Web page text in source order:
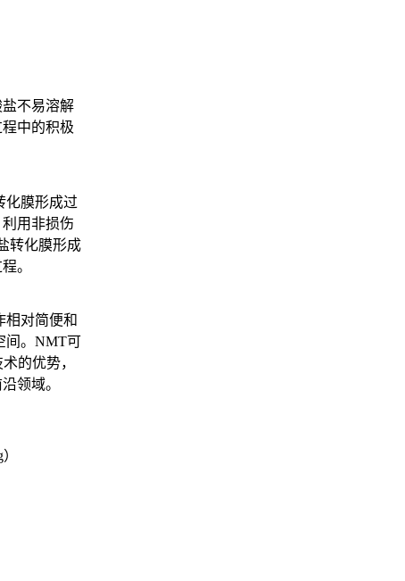
不易溶解
中的积极
化膜形成过
用非损伤
转化膜形成
。
相对简便和
间。NMT可
的优势，
领域。